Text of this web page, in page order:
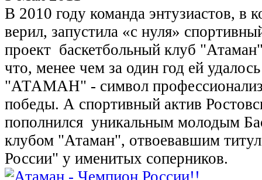
В 2010 году команда энтузиастов, в
верил, запустила «с нуля»
проект баскетбольный клуб
что, менее чем за один год ей
"АТАМАН" - символ
победы. А спортивный актив
пополнился уникальным молодым
клубом "Атаман", отвоевавшим
России" у именитых соперников.